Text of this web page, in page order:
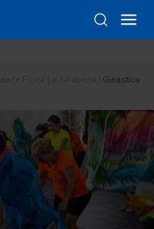
Ginástica